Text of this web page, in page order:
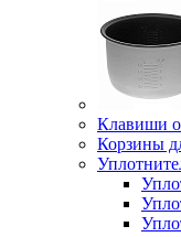
Клавиши
Корзины